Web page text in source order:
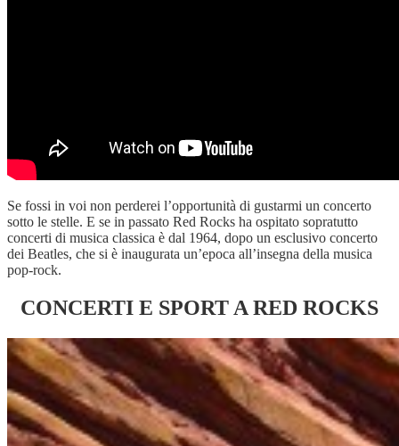
Se fossi in voi non perderei l’opportunità di gustarmi un concerto
sotto le stelle. E se in passato Red Rocks ha ospitato sopratutto
concerti di musica classica è dal 1964, dopo un esclusivo concerto
dei Beatles, che si è inaugurata un’epoca all’insegna della musica
pop-rock.
CONCERTI E SPORT A RED ROCKS